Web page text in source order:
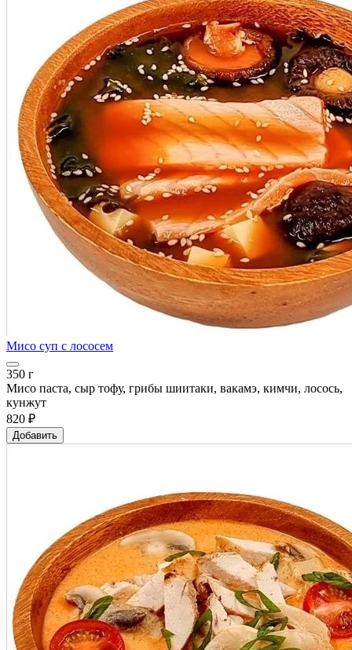
Мисо суп с лососем
350 г
Мисо паста, сыр тофу, грибы шиитаки, вакамэ, кимчи, лосось,
кунжут
820 ₽
Добавить